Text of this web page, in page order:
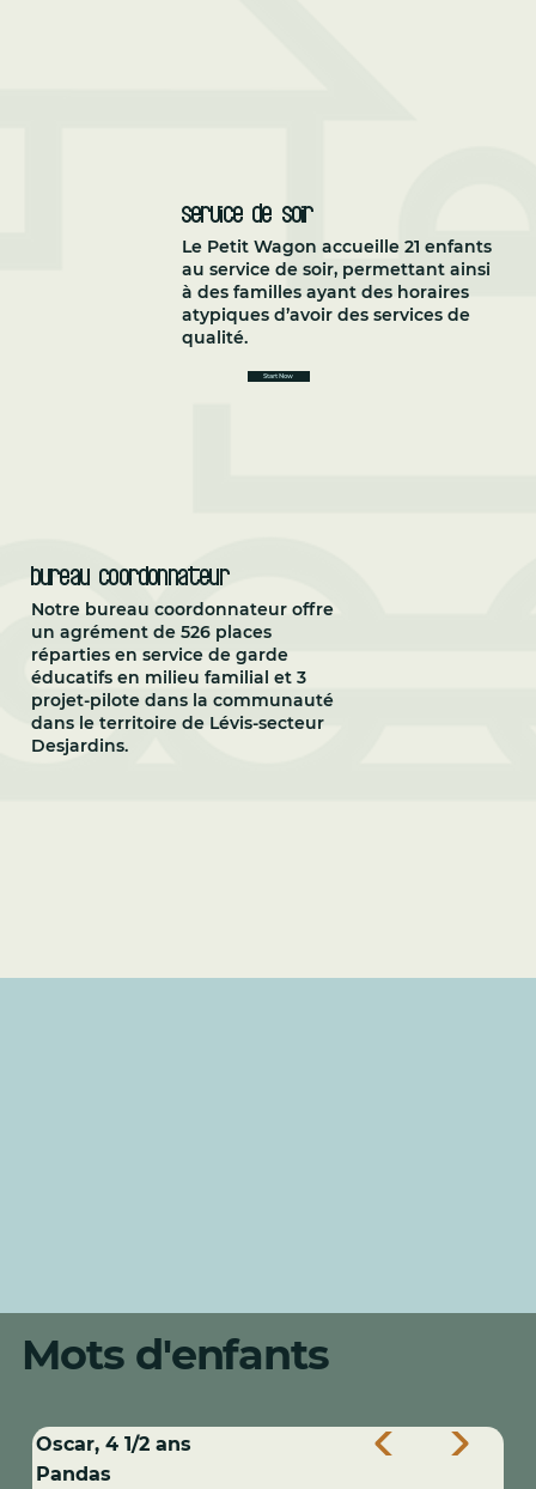
Service de soir
Le Petit Wagon accueille 21 enfants
au service de soir, permettant ainsi
à des familles ayant des horaires
atypiques d’avoir des services de
qualité.
Bureau coordonnateur
Notre bureau coordonnateur offre
un agrément de 526 places
réparties en service de garde
éducatifs en milieu familial et 3
projet-pilote dans la communauté
dans le territoire de Lévis-secteur
Desjardins.
Start Now
Oscar, 4 1/2 ans
Pandas
Mots d'enfants